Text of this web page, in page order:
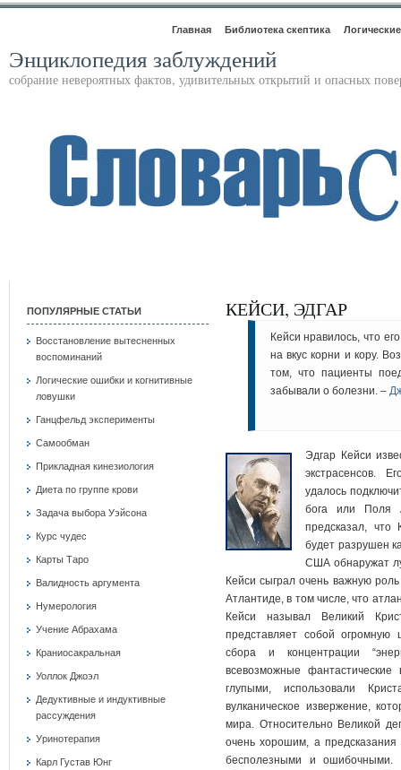
Главная Библиотека скептика
Энциклопедия заблуждений
собрание невероятных фактов, удивительных открытий и опасных
ПОПУЛЯРНЫЕ СТАТЬИ
Восстановление вытесненных
воспоминаний
Логические ошибки и когнитивные
ловушки
Ганцфельд эксперименты
Самообман
Прикладная кинезиология
Диета по группе крови
Задача выбора Уэйсона
Курс чудес
Карты Таро
Валидность аргумента
Нумерология
Учение Абрахама
Краниосакральная
Уоллок Джоэл
Дедуктивные и индуктивные
рассуждения
Уринотерапия
Карл Густав Юнг
КЕЙСИ, ЭДГАР
Кейси нравилось, что
на вкус корни и кору.
том, что пациенты
забывали о болезни. –
Эдгар Кейси
экстрасенсов.
удалось
бога или Поля
предсказал,
будет разрушен
США обнаружат
Кейси сыграл очень важную
Атлантиде, в том числе, что
Кейси называл Великий
представляет собой огромную
сбора и концентрации
всевозможные
глупыми, использовали
вулканическое извержение,
мира. Относительно Великой
очень хорошим, а
бесполезными и